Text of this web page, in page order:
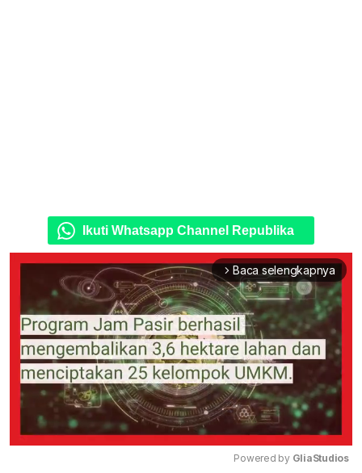
Ikuti Whatsapp Channel Republika
arrow_forward_ios Baca selengkapnya
Powered by GliaStudios